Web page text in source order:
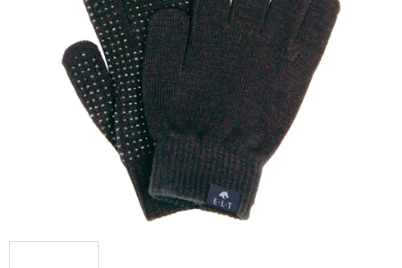
hvězdiček.